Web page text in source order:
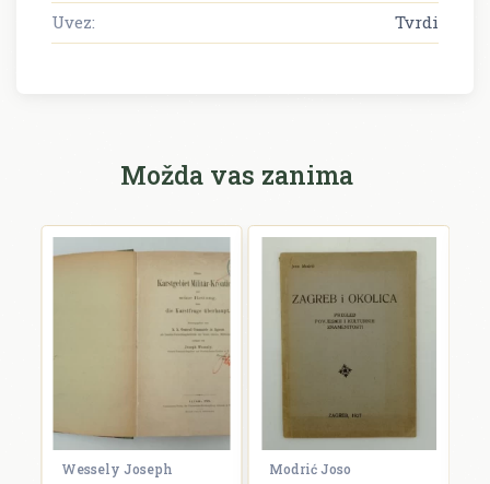
Uvez:
Tvrdi
Možda vas zanima
Wessely Joseph Modrić Joso